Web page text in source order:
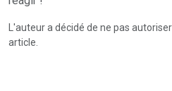
L'auteur a décidé de ne pas
article.